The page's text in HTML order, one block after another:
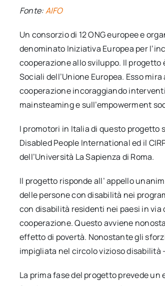
Fonte:AIFO
Un consorzio di 12 ONG europee e
denominato Iniziativa Europea per
cooperazione allo sviluppo. Il
Sociali dell’Unione Europea. Esso
cooperazione incoraggiando
mainsteaming e sull’empowerment
I promotori in Italia di questo progetto
Disabled People International ed il
dell’Università La Sapienza di Roma.
Il progetto risponde all’ appello
delle persone con disabilità nei
con disabilità residenti nei paesi in via
cooperazione. Questo avviene
effetto di povertà. Nonostante gli
impigliata nel circolo vizioso disabilità
La prima fase del progetto prevede